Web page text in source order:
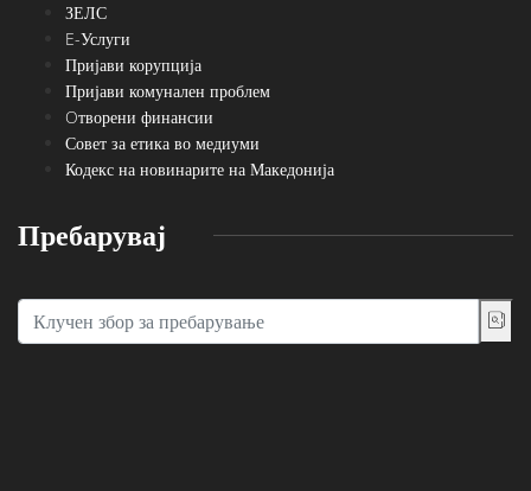
ЗЕЛС
E-Услуги
Пријави корупција
Пријави комунален проблем
Oтворени финансии
Совет за етика во медиуми
Кодекс на новинарите на Македонија
Пребарувај